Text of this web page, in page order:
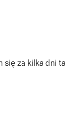
za kilka dni